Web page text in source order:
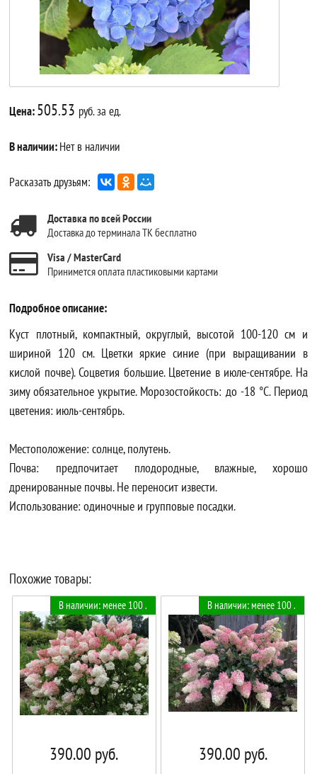
Цена:505.53 руб. за ед.
В наличии:Нет в наличии
Расказать друзьям:
Доставка по всей России
Доставка до терминала ТК бесплатно
Visa / MasterCard
Принимется оплата пластиковыми картами
Подробное описание:
Куст плотный, компактный, округлый, высотой 100-120 см и
шириной 120 см. Цветки яркие синие (при выращивании в
кислой почве). Соцветия большие. Цветение в июле-сентябре. На
зиму обязательное укрытие. Морозостойкость: до -18 °C. Период
цветения: июль-сентябрь.
Местоположение: солнце, полутень.
Почва: предпочитает плодородные, влажные, хорошо
дренированные почвы. Не переносит извести.
Использование: одиночные и групповые посадки.
Похожие товары:
В наличии: менее 100 .
390.00 руб.
В наличии: менее 100 .
390.00 руб.